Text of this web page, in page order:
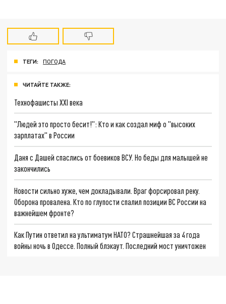
ТЕГИ: ПОГОДА
ЧИТАЙТЕ ТАКЖЕ:
Технофашисты XXI века
"Людей это просто бесит!": Кто и как создал миф о "высоких
зарплатах" в России
Даня с Дашей спаслись от боевиков ВСУ. Но беды для малышей не
закончились
Новости сильно хуже, чем докладывали. Враг форсировал реку.
Оборона провалена. Кто по глупости спалил позиции ВС России на
важнейшем фронте?
Как Путин ответил на ультиматум НАТО? Страшнейшая за 4 года
войны ночь в Одессе. Полный блэкаут. Последний мост уничтожен